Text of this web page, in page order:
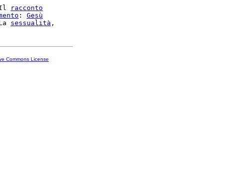
racconto
: Gesù
sessualità
Commons License